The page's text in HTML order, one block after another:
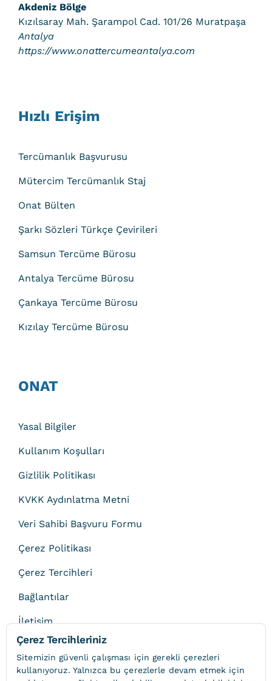
Akdeniz Bölge
Kızılsaray Mah. Şarampol Cad. 101/26 Muratpaşa
Antalya
https://www.onattercumeantalya.com
Hızlı Erişim
Tercümanlık Başvurusu
Mütercim Tercümanlık Staj
Onat Bülten
Şarkı Sözleri Türkçe Çevirileri
Samsun Tercüme Bürosu
Antalya Tercüme Bürosu
Çankaya Tercüme Bürosu
Kızılay Tercüme Bürosu
ONAT
Yasal Bilgiler
Kullanım Koşulları
Gizlilik Politikası
KVKK Aydınlatma Metni
Veri Sahibi Başvuru Formu
Çerez Politikası
Çerez Tercihleri
Bağlantılar
İletişim
Çerez Tercihleriniz
Sitemizin güvenli çalışması için gerekli çerezleri
kullanıyoruz. Yalnızca bu çerezlerle devam etmek için